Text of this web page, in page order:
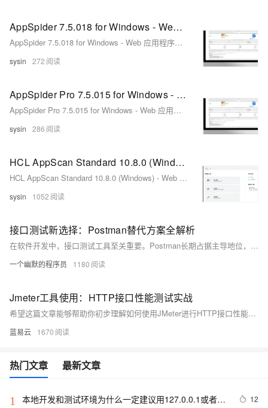
AppSpider 7.5.018 for Windows - Web 应用程序安全测试
AppSpider 7.5.018 for Windows - Web 应用程序安全测试
sysin 272
AppSpider Pro 7.5.015 for Windows - Web 应用程序安全测试
AppSpider Pro 7.5.015 for Windows - Web 应用程序安全测试
sysin 286
HCL AppScan Standard 10.8.0 (Windows) - Web 应用程序安全测试
HCL AppScan Standard 10.8.0 (Windows) - Web 应用程序安全测试
sysin 1052
接口测试新选择：Postman替代方案全解析
在软件开发中，接口测试工具至关重要。Postman长期占据主导地位，但随着国产工具的崛起，越来越多开发者转向更适合中国市场的替代方案——Apifox。它不仅支持中英文切换、完全免费不限人数，还具备强大的可视化操作、自动生成文档和API调试功能，极大简化了开发流程。
一个幽默的程序员 1180
Jmeter工具使用：HTTP接口性能测试实战
希望这篇文章能够帮助你初步理解如何使用JMeter进行HTTP接口性能测试，有兴趣的话，你可以研究更多关于JMeter的内容。记住，只有理解并掌握了这些工具，你才能充分利用它们发挥其应有的价值。+
蓝易云 1670
热门文章 最新文章
1
本地开发和测试环境为什么一定建议用127.0.0.1或者
12